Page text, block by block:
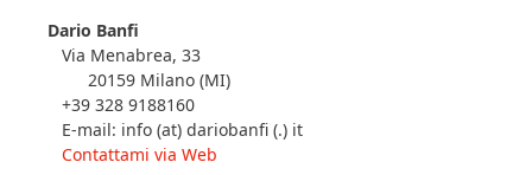
Dario Banfi
Via Menabrea, 33
20159 Milano (MI)
+39 328 9188160
E-mail: info (at) dariobanfi (.) it
Contattami via Web